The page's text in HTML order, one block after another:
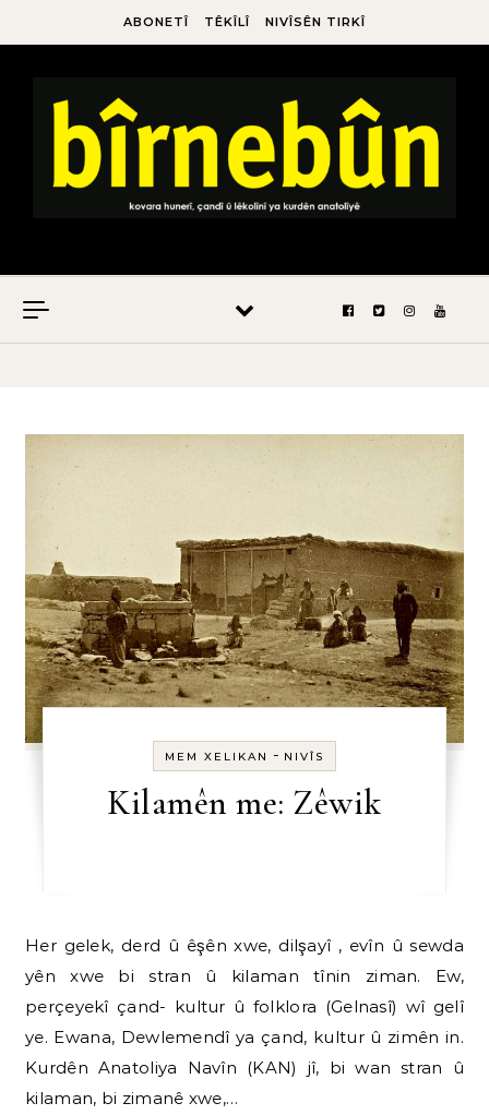
ABONETÎ TÊKÎLÎ NIVÎSÊN TIRKÎ
MEM XELIKAN - NIVÎS
Kilamên me: Zêwik
Her gelek, derd û êşên xwe, dilşayî , evîn û sewda
yên xwe bi stran û kilaman tînin ziman. Ew,
perçeyekî çand- kultur û folklora (Gelnasî) wî gelî
ye. Ewana, Dewlemendî ya çand, kultur û zimên in.
Kurdên Anatoliya Navîn (KAN) jî, bi wan stran û
kilaman, bi zimanê xwe,…